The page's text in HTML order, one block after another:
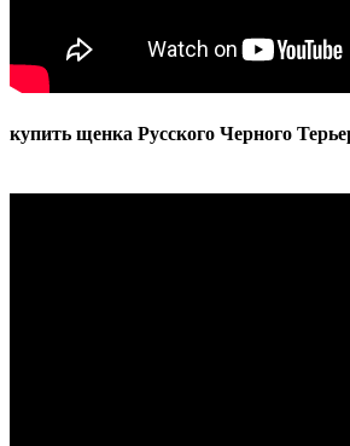
купить щенка Русского Черного